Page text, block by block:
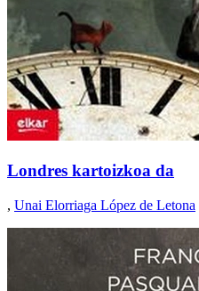
Londres kartoizkoa da
, Unai Elorriaga López de Letona